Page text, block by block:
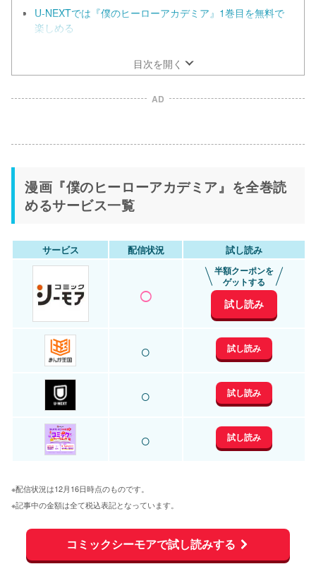
U-NEXTでは『僕のヒーローアカデミア』1巻目を無料で
楽しめる
買いする人におすすめ！目次を開く
AD
漫画『僕のヒーローアカデミア』を全巻読
めるサービス一覧
サービス 配信状況 試し読み
○
半額クーポンを
ゲットする
試し読み
○ 試し読み
○ 試し読み
○ 試し読み
※配信状況は12月16日時点のものです。
※記事中の金額は全て税込表記となっています。
コミックシーモアで試し読みする